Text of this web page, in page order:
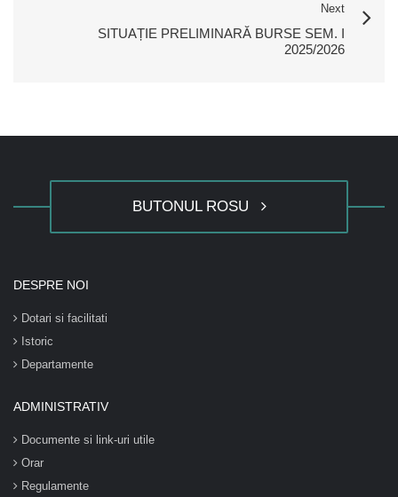
Next
SITUAȚIE PRELIMINARĂ BURSE SEM. I
2025/2026
BUTONUL ROSU
DESPRE NOI
Dotari si facilitati
Istoric
Departamente
ADMINISTRATIV
Documente si link-uri utile
Orar
Regulamente